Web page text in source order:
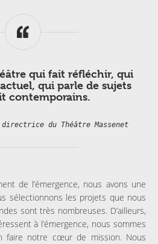
qui fait réfléchir, qui
qui parle de sujets
contemporains.
du Théâtre Massenet
de l’émergence, nous avons une
sélectionnons les projets que nous
sont très nombreuses. D’ailleurs,
à l’émergence, nous sommes
faire notre cœur de mission. Nous